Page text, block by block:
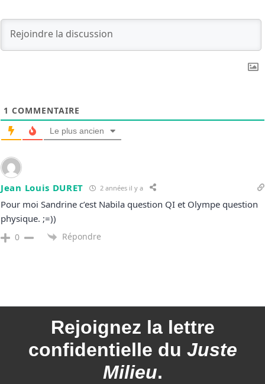
1 COMMENTAIRE
Le plus ancien
Jean Louis DURET 2 années il y a
Pour moi Sandrine c’est Nabila question QI et Olympe question
physique. ;=))
0 Répondre
Rejoignez la lettre
confidentielle du Juste
Milieu.